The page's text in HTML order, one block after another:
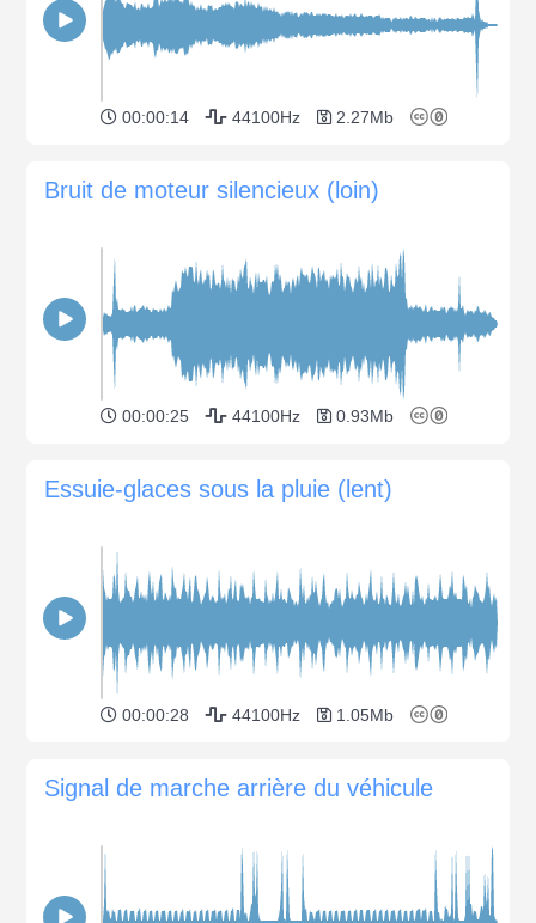
00:00:14 44100Hz 2.27Mb
Bruit de moteur silencieux (loin)
00:00:25 44100Hz 0.93Mb
Essuie-glaces sous la pluie (lent)
00:00:28 44100Hz 1.05Mb
Signal de marche arrière du véhicule